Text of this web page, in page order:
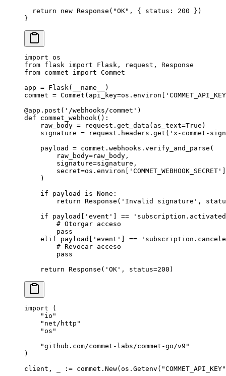
  return
new Response ( "OK" , { status: 200 })
}
import os
from flask import Flask, request, Response
from commet import Commet
app = Flask( __name__
)
commet = Commet( api_key=os.environ[
@app.post ( '/webhooks/commet' )
def commet_webhook ():
    raw_body
= request.get_data( as_text=True )
    signature
= request.headers.get( 'x-commet-
    payload
= commet.webhooks.verify_and_parse(
        raw_body
=raw_body,
        signature
=signature,
        secret
=os.environ[ 'COMMET_WEBHOOK_SECRET'
    )
    if
payload is None :
        return
Response( 'Invalid signature' ,
    if
payload[ 'event' ==
        # Otorgar acceso
        pass
    elif
payload[ 'event' ==
        # Revocar acceso
        pass
    return
Response( 'OK' , status=200 )
import (
    "
io "
    "
net/http "
    "
os "
    "
github.com/commet-labs/commet-go/v9 "
)
client, _
:= commet. New(os. Getenv ( "COMMET_API_KEY"